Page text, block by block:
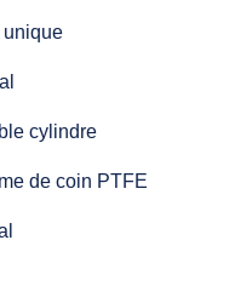
unique
cylindre
de coin PTFE